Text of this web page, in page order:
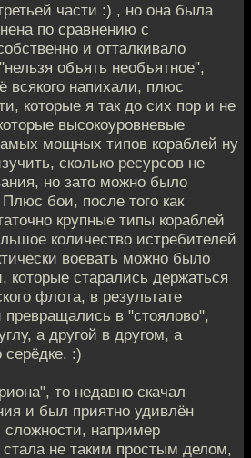
части :) , но она была
по сравнению с
и отталкивало
объять необъятное",
всякого напихали, плюс
которые я так до сих пор и не
высокоуровневые
мощных типов кораблей ну
сколько ресурсов не
но зато можно было
бои, после того как
крупные типы кораблей
количество истребителей
воевать можно было
которые старались держаться
флота, в результате
превращались в "стоялово",
а другой в другом, а
:)
то недавно скачал
и был приятно удивлён
например
стала не таким простым делом,